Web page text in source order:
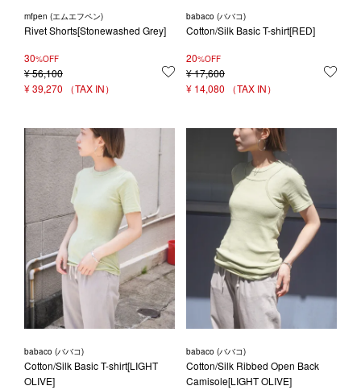
mfpen (エムエフペン)
Rivet Shorts[Stonewashed Grey]
30%OFF
¥56,100
¥39,270
お気に入りに登録する
babaco (ババコ)
Cotton/Silk Basic T-shirt[RED]
20%OFF
¥17,600
¥ 14,080
babaco (ババコ)
Cotton/Silk Basic T-shirt[LIGHT
OLIVE]
babaco (ババコ)
Cotton/Silk Ribbed Open Back
Camisole[LIGHT OLIVE]